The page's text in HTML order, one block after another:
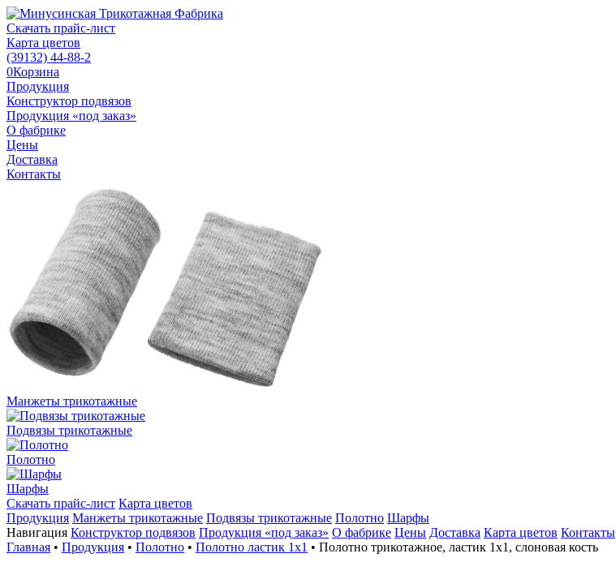
Скачать прайс-лист
Карта цветов
(39132) 44-88-2
0Корзина
Продукция
Конструктор подвязов
Продукция «под заказ»
О фабрике
Цены
Доставка
Контакты
Манжеты трикотажные
Подвязы трикотажные
Полотно
Шарфы
Скачать прайс-лист Карта цветов
Продукция Манжеты трикотажные Подвязы трикотажные Полотно Шарфы
Навигация Конструктор подвязов Продукция «под заказ» О фабрике Цены Доставка Карта цветов Контакты
Главная • Продукция • Полотно • Полотно ластик 1х1 • Полотно трикотажное, ластик 1х1, слоновая кость